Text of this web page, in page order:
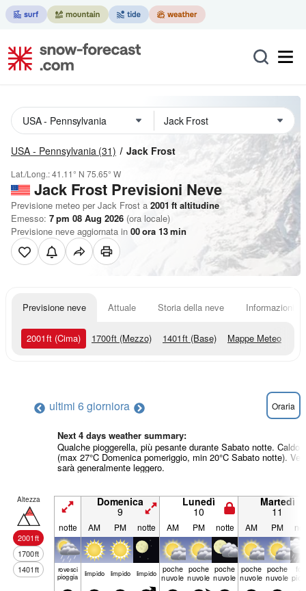
USA - Pennsylvania (31) Jack Frost
Lat./Long.:41.11° N 75.65° W
Jack Frost Previsioni Neve
Previsione meteo per Jack Frost a 2001 ft altitudine
Emesso: 7 pm 08 Aug 2026 (ora locale)
Previsione neve aggiornata in 00ora 13min
Previsione neve Attuale Storia della neve Informazioni
2001ft (Cima) 1700ft (Mezzo) 1401ft (Base) Mappe Meteo
ultimi 6 giorniora Oraria
Next 4 days weather summary:
Qualche pioggerella, più pesante durante Sabato notte. Caldo
(max 27°C Domenica pomeriggio, min 20°C Sabato notte).
sarà generalmente leggero.
Altezza
2001ft
1700ft
1401ft
Domenica
9
Lunedì
10
Martedì
11
notte AM PM notte AM PM notte AM PM
rovesci
pioggia limp­ido limp­ido limp­ido poche
nuvole
poche
nuvole
poche
nuvole
poche
nuvole
poche
nuvole